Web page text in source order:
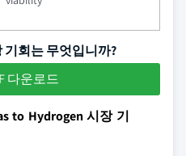
기회는 무엇입니까?
다운로드
to Hydrogen 시장 기